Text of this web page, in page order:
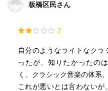
板橋区民さん
2
自分のようなライトなク
ったが、知りたかったの
く、クラシック音楽の体系
これが悪いとは言わない